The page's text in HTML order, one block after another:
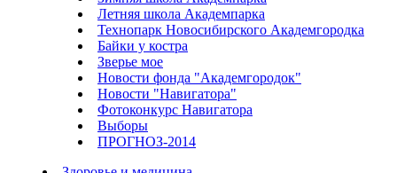
Летняя школа Академпарка
Технопарк Новосибирского Академгородка
Байки у костра
Зверье мое
Новости фонда "Академгородок"
Новости "Навигатора"
Фотоконкурс Навигатора
Выборы
ПРОГНОЗ-2014